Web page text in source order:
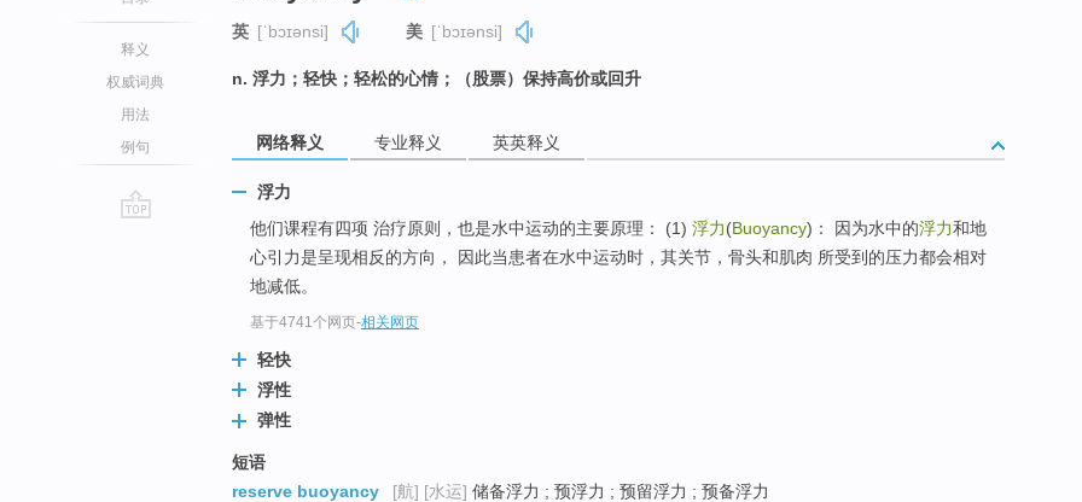
释义
权威词典
用法
例句
英 [ˈbɔɪənsi] 美 [ˈbɔɪənsi]
n. 浮力；轻快；轻松的心情；（股票）保持高价或回升
网络释义 专业释义 英英释义
浮力
他们课程有四项 治疗原则，也是水中运动的主要原理： (1) 浮力(Buoyancy)： 因为水中的浮力和地
心引力是呈现相反的方向， 因此当患者在水中运动时，其关节，骨头和肌肉 所受到的压力都会相对
地减低。
基于4741个网页-相关网页
轻快
浮性
弹性
短语
reserve buoyancy
[航] [水运] 储备浮力 ; 预浮力 ; 预留浮力 ; 预备浮力